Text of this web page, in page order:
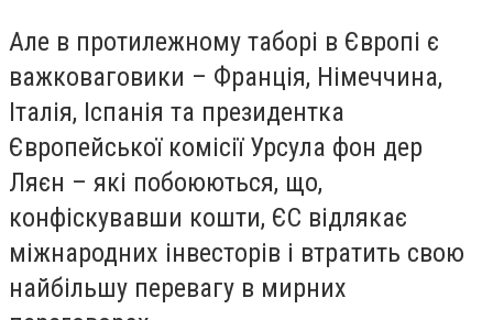
Але в протилежному таборі в Європі є
важковаговики – Франція, Німеччина,
Італія, Іспанія та президентка
Європейської комісії Урсула фон дер
Ляєн – які побоюються, що,
конфіскувавши кошти, ЄС відлякає
міжнародних інвесторів і втратить свою
найбільшу перевагу в мирних